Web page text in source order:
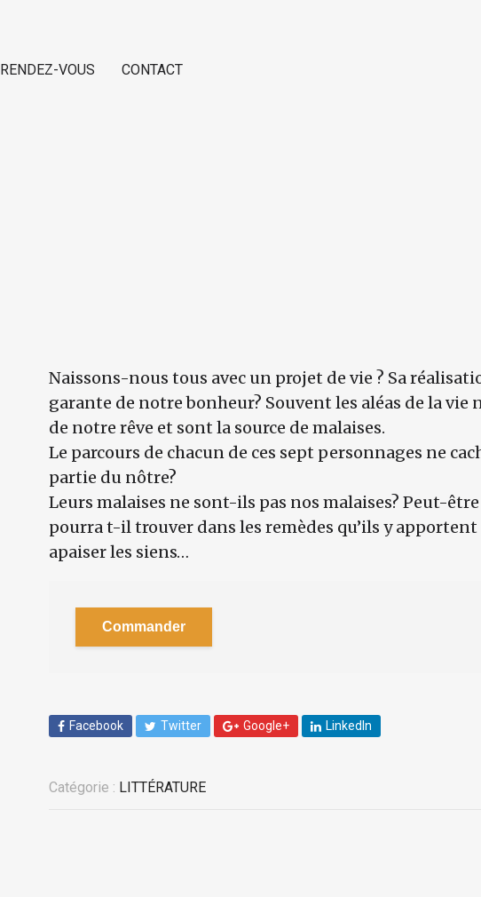
RENDEZ-VOUS CONTACT
Naissons-nous tous avec un projet de vie ? Sa
garante de notre bonheur? Souvent les aléas de la vie
de notre rêve et sont la source de malaises.
Le parcours de chacun de ces sept personnages ne
partie du nôtre?
Leurs malaises ne sont-ils pas nos malaises? Peut-
pourra t-il trouver dans les remèdes qu’ils y
apaiser les siens…
Commander
Facebook Twitter Google+ LinkedIn
Catégorie : LITTÉRATURE